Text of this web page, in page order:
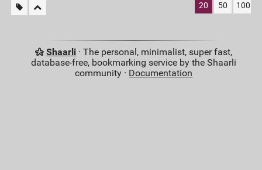
20 50 100
Shaarli · The personal, minimalist, super fast,
database-free, bookmarking service by the Shaarli
community · Documentation